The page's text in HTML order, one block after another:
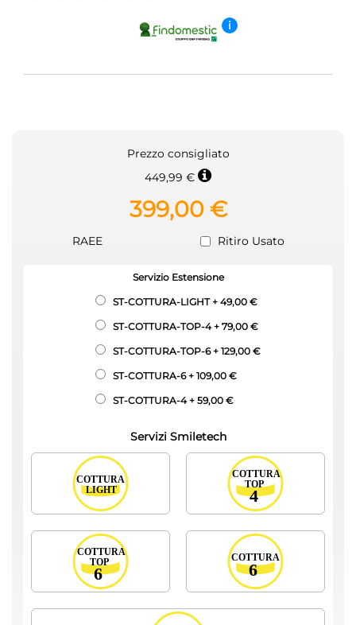
Prezzo consigliato
449,99 €
399,00 €
RAEE Ritiro Usato
Servizio Estensione
ST-COTTURA-LIGHT+ 49,00 €
ST-COTTURA-TOP-4+ 79,00 €
ST-COTTURA-TOP-6+ 129,00 €
ST-COTTURA-6+ 109,00 €
ST-COTTURA-4+ 59,00 €
Servizi Smiletech
i